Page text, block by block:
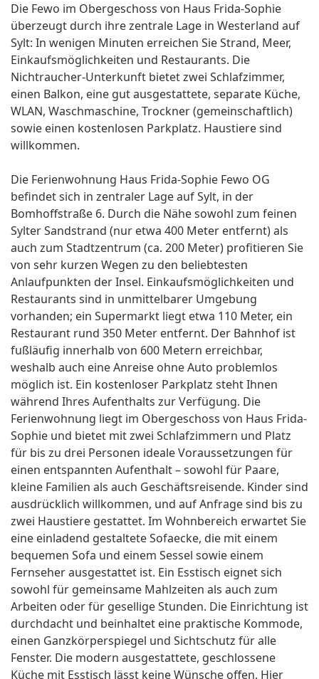
Die Fewo im Obergeschoss von Haus Frida-Sophie
überzeugt durch ihre zentrale Lage in Westerland auf
Sylt: In wenigen Minuten erreichen Sie Strand, Meer,
Einkaufsmöglichkeiten und Restaurants. Die
Nichtraucher-Unterkunft bietet zwei Schlafzimmer,
einen Balkon, eine gut ausgestattete, separate Küche,
WLAN, Waschmaschine, Trockner (gemeinschaftlich)
sowie einen kostenlosen Parkplatz. Haustiere sind
willkommen.
Die Ferienwohnung Haus Frida-Sophie Fewo OG
befindet sich in zentraler Lage auf Sylt, in der
Bomhoffstraße 6. Durch die Nähe sowohl zum feinen
Sylter Sandstrand (nur etwa 400 Meter entfernt) als
auch zum Stadtzentrum (ca. 200 Meter) profitieren Sie
von sehr kurzen Wegen zu den beliebtesten
Anlaufpunkten der Insel. Einkaufsmöglichkeiten und
Restaurants sind in unmittelbarer Umgebung
vorhanden; ein Supermarkt liegt etwa 110 Meter, ein
Restaurant rund 350 Meter entfernt. Der Bahnhof ist
fußläufig innerhalb von 600 Metern erreichbar,
weshalb auch eine Anreise ohne Auto problemlos
möglich ist. Ein kostenloser Parkplatz steht Ihnen
während Ihres Aufenthalts zur Verfügung. Die
Ferienwohnung liegt im Obergeschoss von Haus Frida-
Sophie und bietet mit zwei Schlafzimmern und Platz
für bis zu drei Personen ideale Voraussetzungen für
einen entspannten Aufenthalt – sowohl für Paare,
kleine Familien als auch Geschäftsreisende. Kinder sind
ausdrücklich willkommen, und auf Anfrage sind bis zu
zwei Haustiere gestattet. Im Wohnbereich erwartet Sie
eine einladend gestaltete Sofaecke, die mit einem
bequemen Sofa und einem Sessel sowie einem
Fernseher ausgestattet ist. Ein Esstisch eignet sich
sowohl für gemeinsame Mahlzeiten als auch zum
Arbeiten oder für gesellige Stunden. Die Einrichtung ist
durchdacht und beinhaltet eine praktische Kommode,
einen Ganzkörperspiegel und Sichtschutz für alle
Fenster. Die modern ausgestattete, geschlossene
Küche mit Esstisch lässt keine Wünsche offen. Hier